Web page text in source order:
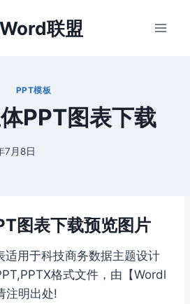
Word联盟
PPT模板
PPT图表下载
7月8日
图表下载预览图片
适用于科技商务数据主题设计
格式文件，由【Wordl
注明出处!